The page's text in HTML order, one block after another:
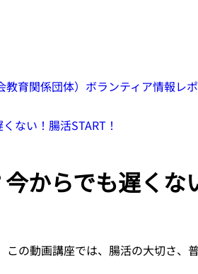
育関係団体） ボランティア情報レ
ない！腸活START！
からでも遅くな
の動画講座では、腸活の大切さ、